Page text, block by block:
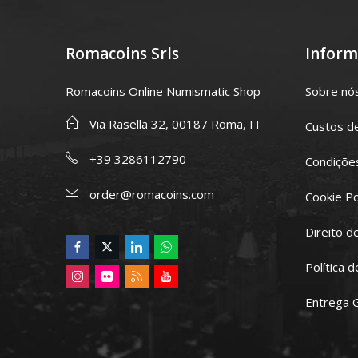
Romacoins Srls
Romacoins Online Numismatic Shop
Via Rasella 32, 00187 Roma, IT
+39 3286112790
order@romacoins.com
Sobre
Custos
Cookie
Direito
Política
Entrega